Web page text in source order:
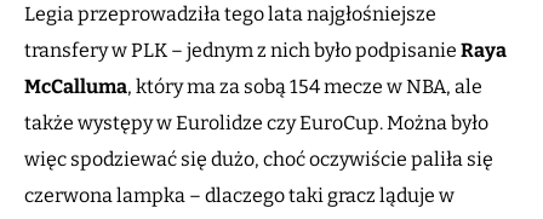
Legia przeprowadziła tego lata najgłośniejsze
transfery w PLK – jednym z nich było podpisanie Raya
McCalluma, który ma za sobą 154 mecze w NBA, ale
także występy w Eurolidze czy EuroCup. Można było
więc spodziewać się dużo, choć oczywiście paliła się
czerwona lampka – dlaczego taki gracz ląduje w